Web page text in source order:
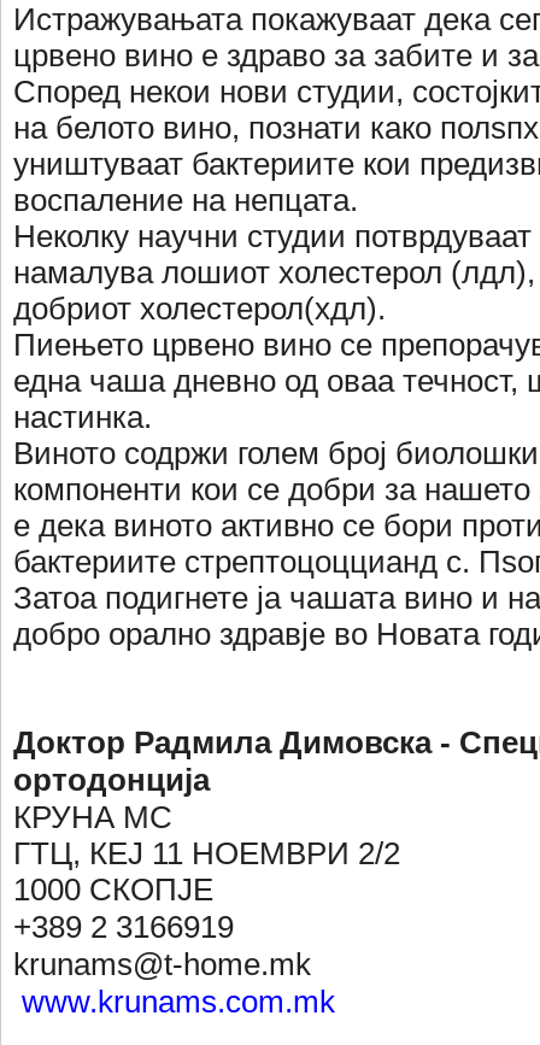
Истражувањата покажуваат дека
црвено вино е здраво за забите и
Според некои нови студии,
на белото вино, познати како
уништуваат бактериите кои
воспаление на непцата.
Неколку научни студии
намалува лошиот холестерол (лдл),
добриот холестерол(хдл).
Пиењето црвено вино се
една чаша дневно од оваа течност,
настинка.
Виното содржи голем број
компоненти кои се добри за нашето
е дека виното активно се бори
бактериите стрептоцоццианд с.
Затоа подигнете ја чашата вино и
добро орално здравје во Новата
Доктор Радмила Димовска -
ортодонција
КРУНА МС
ГТЦ, КЕЈ 11 НОЕМВРИ 2/2
1000 СКОПЈЕ
+389 2 3166919
krunams@t-home.mk
www.krunams.com.mk